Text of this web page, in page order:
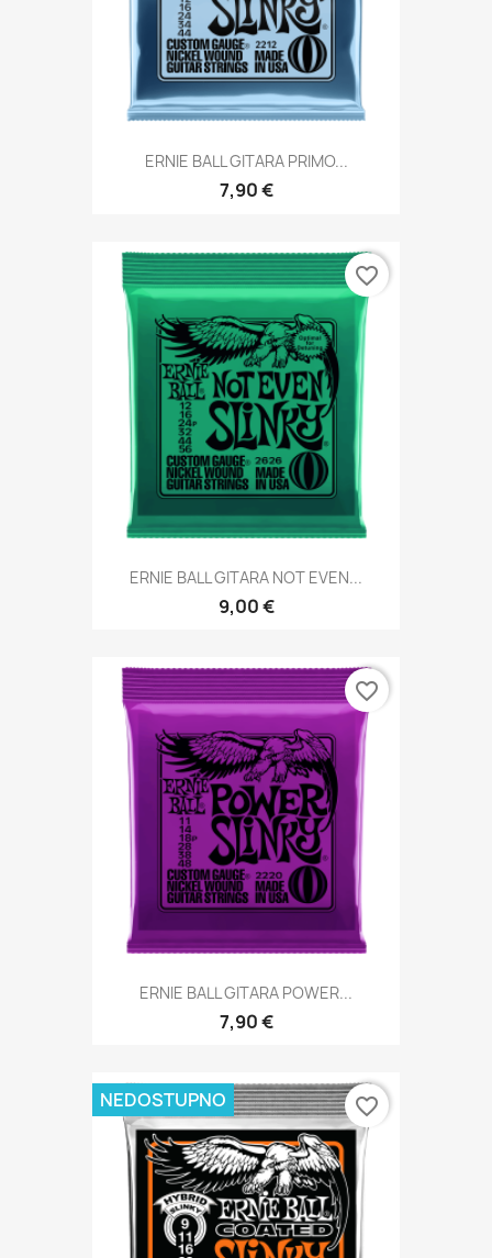
ERNIE BALL GITARA PRIMO...
7,90 €
ERNIE BALL GITARA NOT EVEN...
9,00 €
favorite_border
ERNIE BALL GITARA POWER...
7,90 €
favorite_border
NEDOSTUPNO favorite_border